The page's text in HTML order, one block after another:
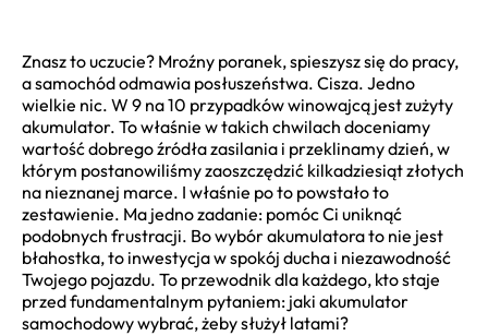
Znasz to uczucie? Mroźny poranek, spieszysz się do pracy,
a samochód odmawia posłuszeństwa. Cisza. Jedno
wielkie nic. W 9 na 10 przypadków winowajcą jest zużyty
akumulator. To właśnie w takich chwilach doceniamy
wartość dobrego źródła zasilania i przeklinamy dzień, w
którym postanowiliśmy zaoszczędzić kilkadziesiąt złotych
na nieznanej marce. I właśnie po to powstało to
zestawienie. Ma jedno zadanie: pomóc Ci uniknąć
podobnych frustracji. Bo wybór akumulatora to nie jest
błahostka, to inwestycja w spokój ducha i niezawodność
Twojego pojazdu. To przewodnik dla każdego, kto staje
przed fundamentalnym pytaniem: jaki akumulator
samochodowy wybrać, żeby służył latami?